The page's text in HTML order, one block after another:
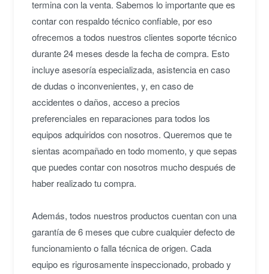
ligero. No pensé que estaría tan bueno por que
lo encontré barato, realmente muy feliz.
• hace 3 años
N
★★★★★
Excelente experiencia, muy contento con mi
compra. Ha funcionado de lujo, cuando quiera
comprar un iPhone iré con uds.
R
★★★★★
La mejor compra de mi vida sin duda. Lo
LO AMO
Robert K.• hace 3 años
termina con la venta. Sabemos lo importante que es
contar con respaldo técnico confiable, por eso
ofrecemos a todos nuestros clientes soporte técnico
durante 24 meses desde la fecha de compra. Esto
incluye asesoría especializada, asistencia en caso
de dudas o inconvenientes, y, en caso de
accidentes o daños, acceso a precios
preferenciales en reparaciones para todos los
equipos adquiridos con nosotros. Queremos que te
sientas acompañado en todo momento, y que sepas
que puedes contar con nosotros mucho después de
haber realizado tu compra.
Además, todos nuestros productos cuentan con una
garantía de 6 meses que cubre cualquier defecto de
funcionamiento o falla técnica de origen. Cada
equipo es rigurosamente inspeccionado, probado y